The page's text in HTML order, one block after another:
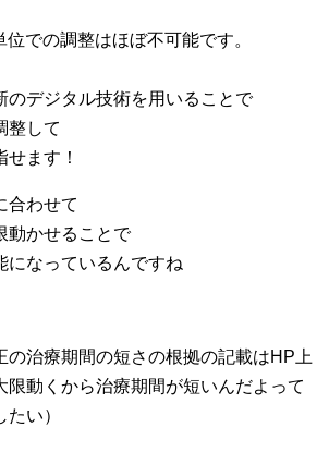
での調整はほぼ不可能です。
のデジタル技術を用いることで
整して
ます！
合わせて
動かせることで
になっているんですね
の治療期間の短さの根拠の記載はHP上
限動くから治療期間が短いんだよって
い）